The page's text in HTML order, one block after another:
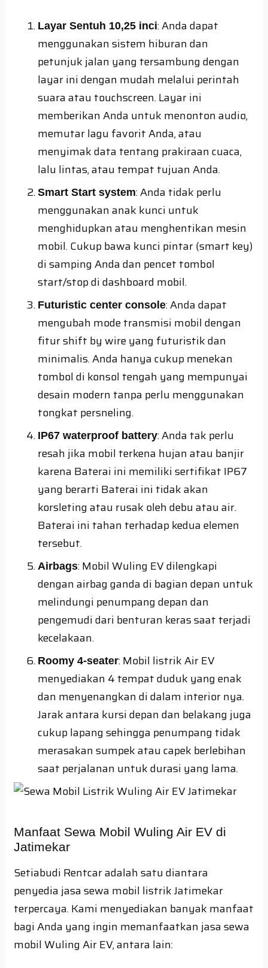
Layar Sentuh 10,25 inci: Anda dapat
menggunakan sistem hiburan dan
petunjuk jalan yang tersambung dengan
layar ini dengan mudah melalui perintah
suara atau touchscreen. Layar ini
memberikan Anda untuk menonton audio,
memutar lagu favorit Anda, atau
menyimak data tentang prakiraan cuaca,
lalu lintas, atau tempat tujuan Anda.
Smart Start system: Anda tidak perlu
menggunakan anak kunci untuk
menghidupkan atau menghentikan mesin
mobil. Cukup bawa kunci pintar (smart key)
di samping Anda dan pencet tombol
start/stop di dashboard mobil.
Futuristic center console: Anda dapat
mengubah mode transmisi mobil dengan
fitur shift by wire yang futuristik dan
minimalis. Anda hanya cukup menekan
tombol di konsol tengah yang mempunyai
desain modern tanpa perlu menggunakan
tongkat persneling.
IP67 waterproof battery: Anda tak perlu
resah jika mobil terkena hujan atau banjir
karena Baterai ini memiliki sertifikat IP67
yang berarti Baterai ini tidak akan
korsleting atau rusak oleh debu atau air.
Baterai ini tahan terhadap kedua elemen
tersebut.
Airbags: Mobil Wuling EV dilengkapi
dengan airbag ganda di bagian depan untuk
melindungi penumpang depan dan
pengemudi dari benturan keras saat terjadi
kecelakaan.
Roomy 4-seater: Mobil listrik Air EV
menyediakan 4 tempat duduk yang enak
dan menyenangkan di dalam interior nya.
Jarak antara kursi depan dan belakang juga
cukup lapang sehingga penumpang tidak
merasakan sumpek atau capek berlebihan
saat perjalanan untuk durasi yang lama.
Manfaat Sewa Mobil Wuling Air EV di
Jatimekar
Setiabudi Rentcar adalah satu diantara
penyedia jasa sewa mobil listrik Jatimekar
terpercaya. Kami menyediakan banyak manfaat
bagi Anda yang ingin memanfaatkan jasa sewa
mobil Wuling Air EV, antara lain: